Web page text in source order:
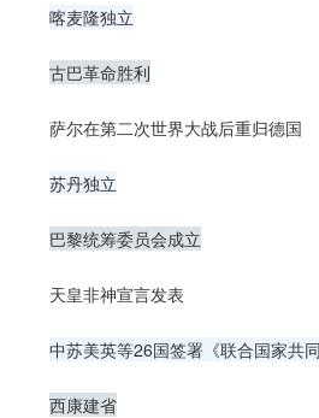
喀麦隆独立
古巴革命胜利
萨尔在第二次世界大战后重归德国
苏丹独立
巴黎统筹委员会成立
天皇非神宣言发表
中苏美英等26国签署《联合国家共
西康建省